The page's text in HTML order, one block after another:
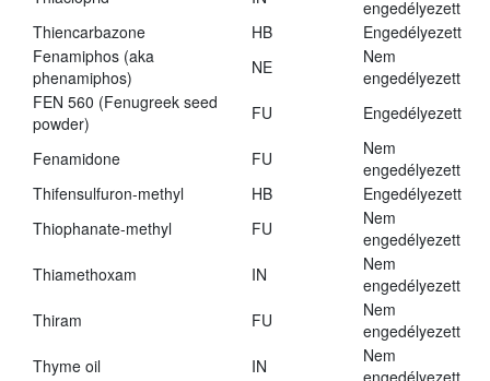
engedélyezett
Thiencarbazone
HB
Engedélyezett
Fenamiphos (aka
phenamiphos)
NE
Nem
engedélyezett
FEN 560 (Fenugreek seed
powder)
FU Engedélyezett
Fenamidone FU
Nem
engedélyezett
Thifensulfuron-methyl
HB
Engedélyezett
Thiophanate-methyl
FU
Nem
engedélyezett
Thiamethoxam
IN
Nem
engedélyezett
Thiram
FU
Nem
engedélyezett
Thyme oil
IN
Nem